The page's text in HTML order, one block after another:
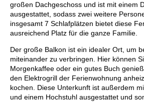
großen Dachgeschoss und ist mit einem
ausgestattet, sodass zwei weitere
insgesamt 7 Schlafplätzen bietet diese
ausreichend Platz für die ganze Familie.
Der große Balkon ist ein idealer Ort, um
miteinander zu verbringen. Hier können
Morgenkaffee oder ein gutes Buch
den Elektrogrill der Ferienwohnung
kochen. Diese Unterkunft ist außerdem
und einem Hochstuhl ausgestattet und